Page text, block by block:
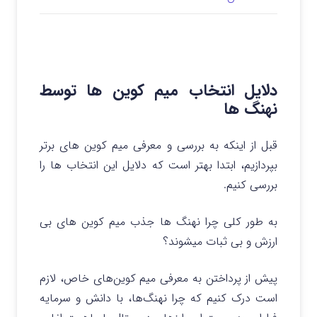
دلایل انتخاب میم کوین ها توسط
نهنگ ها
قبل از اینکه به بررسی و معرفی میم کوین های برتر
بپردازیم، ابتدا بهتر است که دلایل این انتخاب ها را
بررسی کنیم.
به طور کلی چرا نهنگ ها جذب میم کوین های بی
ارزش و بی ثبات میشوند؟
پیش از پرداختن به معرفی میم کوین‌های خاص، لازم
است درک کنیم که چرا نهنگ‌ها، با دانش و سرمایه